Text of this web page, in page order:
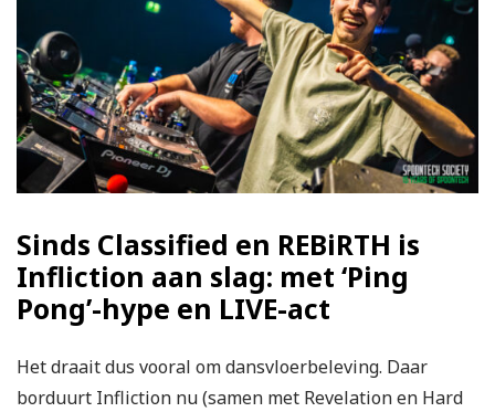
Sinds Classified en REBiRTH is
Infliction aan slag: met ‘Ping
Pong’-hype en LIVE-act
Het draait dus vooral om dansvloerbeleving. Daar
borduurt Infliction nu (samen met Revelation en Hard